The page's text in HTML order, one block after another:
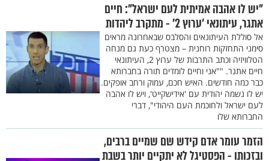
"יש לו אהבה אמיתית לעם ישראל": חיים
אתגר, עיתונאי ’ערוץ 2’ - מתקרב ליהדות
אל סוללת העיתונאים והסלבס שבאחרונה מראים
סימני התחזקות רוחנית – מצטרף כעת גם מנחה
הטלוויזיה וכתב התרבות של ערוץ 2, העיתונאי
חיים אתגר. ""אני וחיים לומדים תורה בחברותא
כבר כמה חודשים. האיש חכם, עמוק ורחב אופקים.
יש לו נשמה יהודית עם 'אידישקייט', ויש לו אהבה
לעם ישראל ולחוכמת העם היהודי", דברי
החברותא שלו
הזמר עומר אדם קידש שם שמיים ברבים,
ובזכותו - הפסטיגל לא יתקיים יותר בשבת